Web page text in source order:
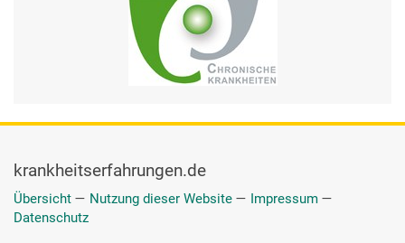
krankheitserfahrungen.de
Übersicht — Nutzung dieser Website — Impressum —
Datenschutz